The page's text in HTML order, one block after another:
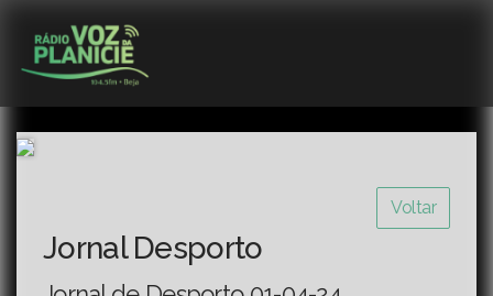
Voltar
Jornal Desporto